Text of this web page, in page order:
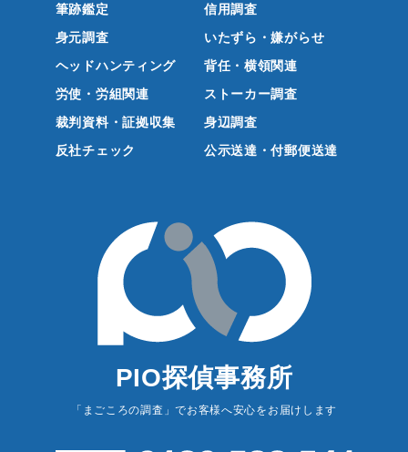
筆跡鑑定
信用調査
身元調査
いたずら・嫌がらせ
ヘッドハンティング
背任・横領関連
労使・労組関連
ストーカー調査
裁判資料・証拠収集
身辺調査
反社チェック
公示送達・付郵便送達
PIO探偵事務所
「まごころの調査」でお客様へ安心をお届けします